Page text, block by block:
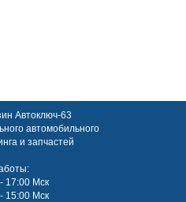
Автоключ-63
автомобильного
и запчастей
17:00 Мск
15:00 Мск